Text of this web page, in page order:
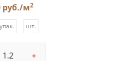
руб./м2
упак. шт.
+